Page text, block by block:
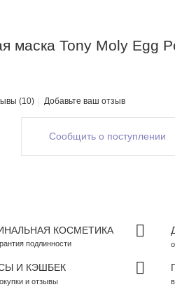
маска Tony Moly Egg
(10) Добавьте ваш отзыв
Сообщить о поступлении
КОСМЕТИКА
подлинности
И КЭШБЕК
и отзывы